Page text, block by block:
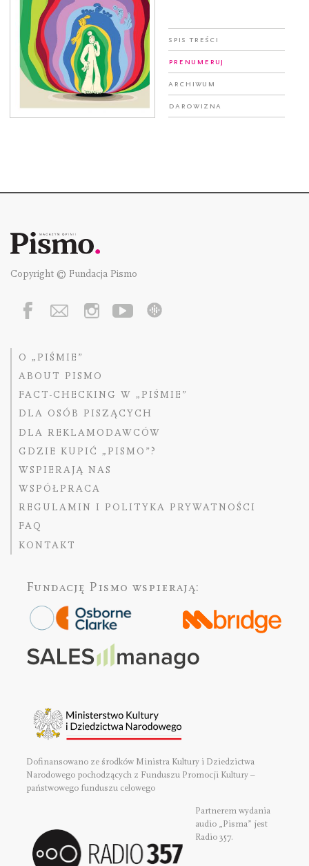
Spis treści
Prenumeruj
Archiwum
Darowizna
Copyright © Fundacja Pismo
O „PIŚMIE”
ABOUT PISMO
FACT-CHECKING W „PIŚMIE”
DLA OSÓB PISZĄCYCH
DLA REKLAMODAWCÓW
GDZIE KUPIĆ „PISMO”?
WSPIERAJĄ NAS
WSPÓŁPRACA
REGULAMIN I POLITYKA PRYWATNOŚCI
FAQ
KONTAKT
Fundację Pismo wspierają:
Dofinansowano ze środków Ministra Kultury i Dziedzictwa
Narodowego pochodzących z Funduszu Promocji Kultury –
państwowego funduszu celowego
Partnerem wydania
audio „Pisma” jest
Radio 357.